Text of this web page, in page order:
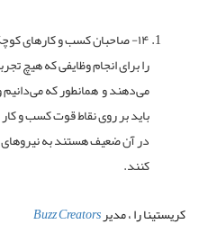
۱۴- صاحبان کسب و کارهای
را برای انجام وظایفی که هیچ
می‌دهند و همانطور که
باید بر روی نقاط قوت کسب و
در آن ضعیف هستند به نیروهای
کنند.
کریستینا را ، مدیرBuzz Creators